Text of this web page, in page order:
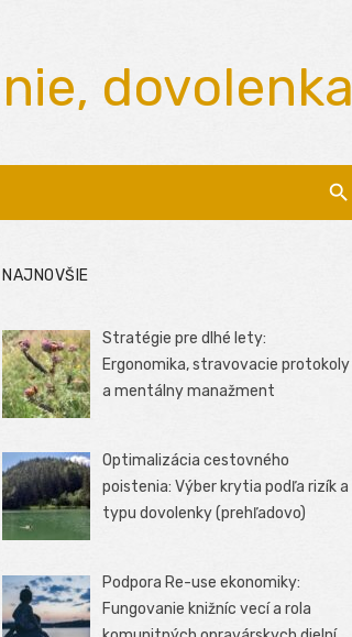
dovolenka
NAJNOVŠIE
Stratégie pre dlhé lety:
Ergonomika, stravovacie protokoly
a mentálny manažment
Optimalizácia cestovného
poistenia: Výber krytia podľa rizík a
typu dovolenky (prehľadovo)
Podpora Re-use ekonomiky:
Fungovanie knižníc vecí a rola